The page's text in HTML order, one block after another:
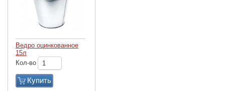
Ведро оцинкованное
15л
Кол-во
Купить